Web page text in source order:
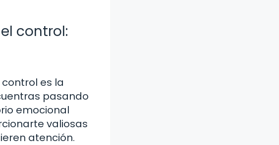
control:
es la
pasando
emocional
valiosas
atención.